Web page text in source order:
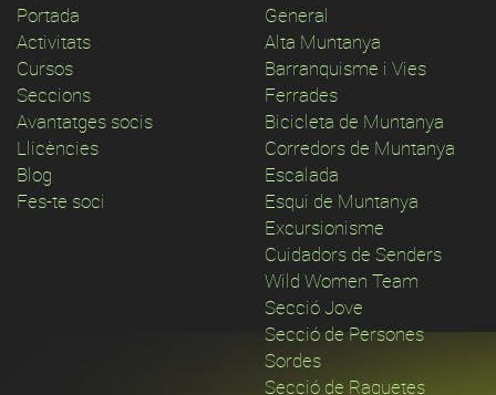
Portada
Activitats
Cursos
Seccions
Avantatges socis
Llicències
Blog
Fes-te soci
General
Alta Muntanya
Barranquisme i Vies
Ferrades
Bicicleta de Muntanya
Corredors de Muntanya
Escalada
Esqui de Muntanya
Excursionisme
Cuidadors de Senders
Wild Women Team
Secció Jove
Secció de Persones
Sordes
Secció de Raquetes